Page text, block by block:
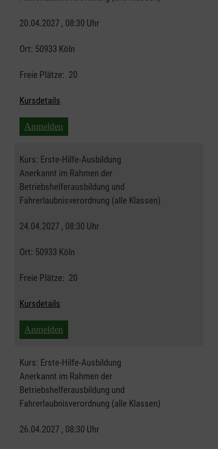
20.04.2027 , 08:30 Uhr
Ort: 50933 Köln
Freie Plätze: 20
Kursdetails
Anmelden
Kurs: Erste-Hilfe-Ausbildung
Anerkannt im Rahmen der
Betriebshelferausbildung und
Fahrerlaubnisverordnung (alle Klassen)
24.04.2027 , 08:30 Uhr
Ort: 50933 Köln
Freie Plätze: 20
Kursdetails
Anmelden
Kurs: Erste-Hilfe-Ausbildung
Anerkannt im Rahmen der
Betriebshelferausbildung und
Fahrerlaubnisverordnung (alle Klassen)
26.04.2027 , 08:30 Uhr